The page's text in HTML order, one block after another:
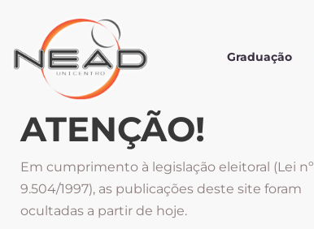
Graduação
ATENÇÃO!
Em cumprimento à legislação eleitoral (Lei nº
9.504/1997), as publicações deste site foram
ocultadas a partir de hoje.